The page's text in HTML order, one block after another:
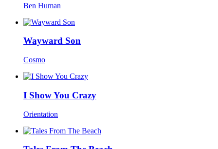
Ben Human
Wayward Son
Cosmo
I Show You Crazy
Orientation